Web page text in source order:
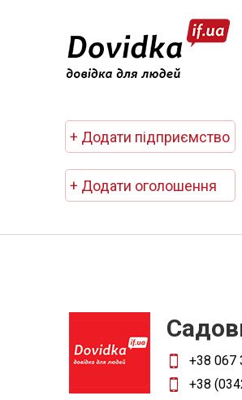
+ Додати підприємство
+ Додати оголошення
+38 067
+38